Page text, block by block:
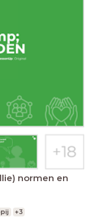
normen en
+3